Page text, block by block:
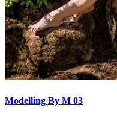
Modelling By M 03